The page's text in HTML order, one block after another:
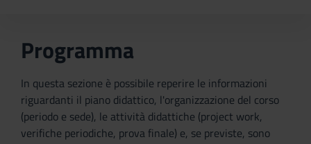
Programma
In questa sezione è possibile reperire le informazioni
riguardanti il piano didattico, l'organizzazione del corso
(periodo e sede), le attività didattiche (project work,
verifiche periodiche, prova finale) e, se previste, sono